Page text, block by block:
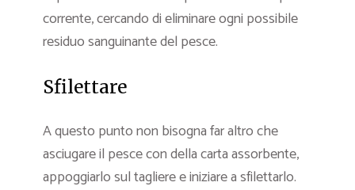
corrente, cercando di eliminare ogni possibile
residuo sanguinante del pesce.
Sfilettare
A questo punto non bisogna far altro che
asciugare il pesce con della carta assorbente,
appoggiarlo sul tagliere e iniziare a sfilettarlo.